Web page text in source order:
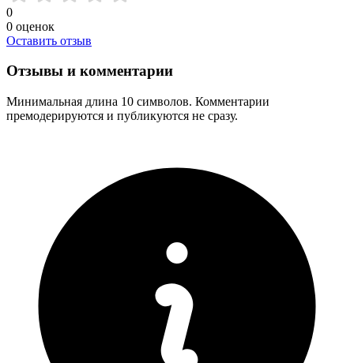
0
0 оценок
Оставить отзыв
Отзывы и комментарии
Минимальная длина 10 символов. Комментарии
премодерируются и публикуются не сразу.